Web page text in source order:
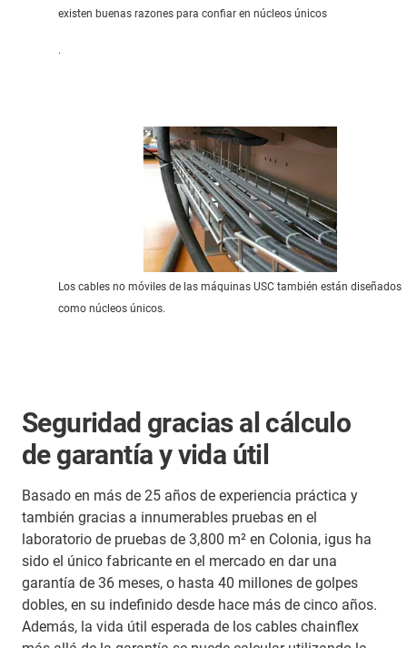
existen buenas razones para confiar en núcleos únicos
.
Los cables no móviles de las máquinas USC también están diseñados
como núcleos únicos.
Seguridad gracias al cálculo
de garantía y vida útil
Basado en más de 25 años de experiencia práctica y
también gracias a innumerables pruebas en el
laboratorio de pruebas de 3,800 m² en Colonia, igus ha
sido el único fabricante en el mercado en dar una
garantía de 36 meses, o hasta 40 millones de golpes
dobles, en su indefinido desde hace más de cinco años.
Además, la vida útil esperada de los cables chainflex